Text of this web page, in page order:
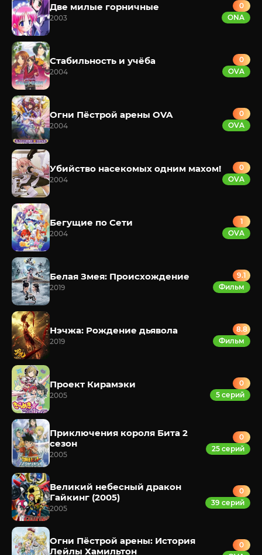
Две милые горничные
2003
0
ONA
Стабильность и учёба
2004
0
OVA
Огни Пёстрой арены OVA
2004
0
OVA
Убийство насекомых одним махом!
2004
0
OVA
Бегущие по Сети
2004
1
OVA
Белая Змея: Происхождение
2019
9.1
Фильм
Нэчжа: Рождение дьявола
2019
8.8
Фильм
Проект Кирамэки
2005
0
5 серий
Приключения короля Бита 2
сезон
2005
0
25 серий
Великий небесный дракон
Гайкинг (2005)
2005
0
39 серий
Огни Пёстрой арены: История
Лейлы Хамильтон
0